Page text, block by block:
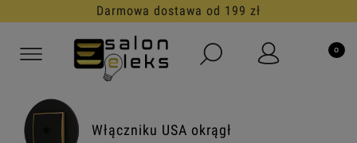
Darmowa dostawa od 199 zł
Włączniku USA okrągł